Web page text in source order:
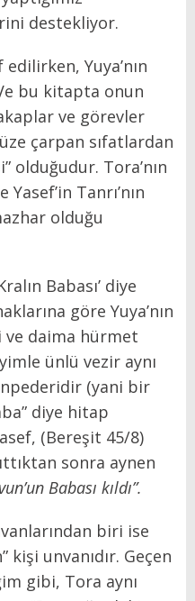
destekliyor.
Yuya’nın
bu kitapta onun
ve görevler
çarpan sıfatlardan
olduğudur. Tora’nın
Tanrı’nın
olduğu
Babası’ diye
göre Yuya’nın
ve daima hürmet
ünlü vezir aynı
(yani bir
diye hitap
(Bereşit 45/8)
sonra aynen
Babası kıldı”.
biri ise
kişi unvanıdır. Geçen
gibi, Tora aynı